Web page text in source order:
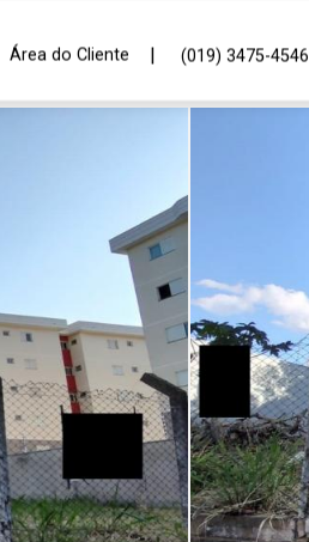
Área do Cliente | (019) 3475-4546